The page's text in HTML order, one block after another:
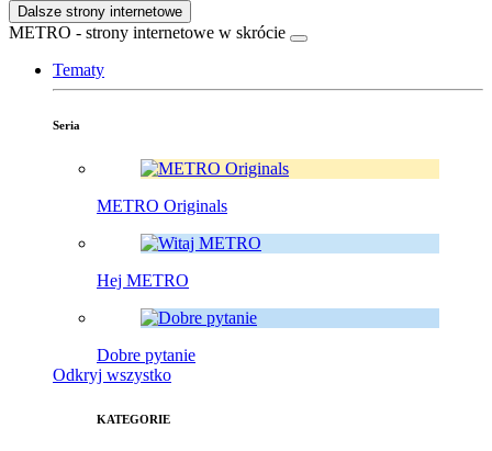
Dalsze strony internetowe
METRO - strony internetowe w skrócie
Tematy
Seria
METRO Originals
Hej METRO
Dobre pytanie
Odkryj wszystko
KATEGORIE